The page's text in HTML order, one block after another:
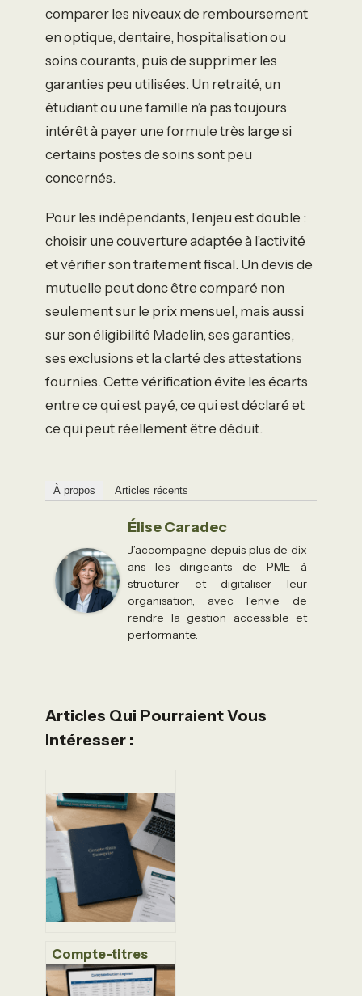
comparer les niveaux de remboursement
en optique, dentaire, hospitalisation ou
soins courants, puis de supprimer les
garanties peu utilisées. Un retraité, un
étudiant ou une famille n’a pas toujours
intérêt à payer une formule très large si
certains postes de soins sont peu
concernés.
Pour les indépendants, l’enjeu est double :
choisir une couverture adaptée à l’activité
et vérifier son traitement fiscal. Un devis de
mutuelle peut donc être comparé non
seulement sur le prix mensuel, mais aussi
sur son éligibilité Madelin, ses garanties,
ses exclusions et la clarté des attestations
fournies. Cette vérification évite les écarts
entre ce qui est payé, ce qui est déclaré et
ce qui peut réellement être déduit.
À propos Articles récents
Élise Caradec
J’accompagne depuis plus de dix
ans les dirigeants de PME à
structurer et digitaliser leur
organisation, avec l’envie de
rendre la gestion accessible et
performante.
Articles Qui Pourraient Vous
Intéresser :
Compte-titres
entreprise :
comment